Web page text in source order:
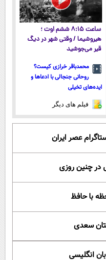
ساعت ۸:۱۵ ششم اوت ؛
هیروشیما / وقتی شهر در دیگ
قیر می‌جوشید
محمدباقر خرازی کیست؟
روحانی جنجالی با ادعاها و
ایده‌های تخیلی
فیلم های دیگر
عصر ایران
با حافظ
سعدی
انگلیسی